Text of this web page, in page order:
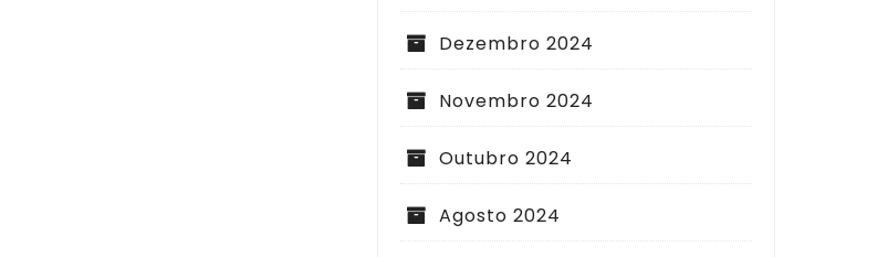
Dezembro 2024
Novembro 2024
Outubro 2024
Agosto 2024